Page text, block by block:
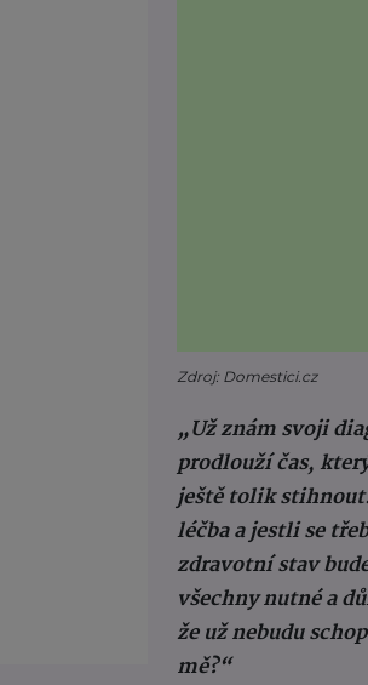
Zdroj: Domestici.cz
„Už znám svoji
prodlouží čas,
ještě tolik
léčba a jestli se
zdravotní stav
všechny nutné a
že už nebudu
mě?“